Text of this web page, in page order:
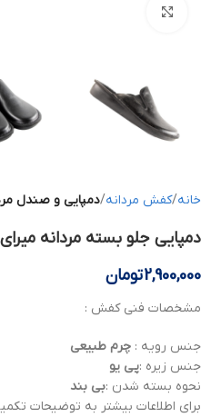
خانه کفش مردانه دمپایی و صندل
دمپایی جلو بسته مردانه میرای پلاس کد
2,900,000تومان
مشخصات فنی کفش :
جنس رویه : چرم طبیعی
جنس زیره :پی یو
نحوه بسته شدن :بی بند
برای اطلاعات بیشتر به توضیحات